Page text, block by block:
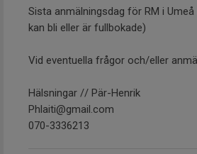
Sista anmälningsdag för RM i
kan bli eller är fullbokade)
Vid eventuella frågor och/eller
Hälsningar // Pär-Henrik
Phlaiti@gmail.com
070-3336213